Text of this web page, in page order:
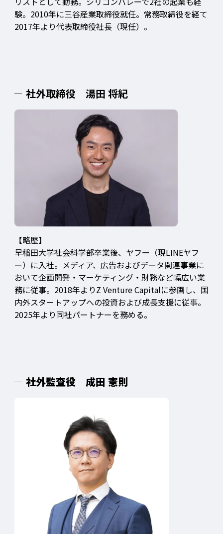
験。2010年に三谷産業取締役就任。常務取締役を経て
2017年より代表取締役社長（現任）。
社外取締役 湯田 将紀
【略歴】
早稲田大学社会科学部卒業後、ヤフー（現LINEヤフ
ー）に入社。メディア、広告およびデータ関連事業に
おいて企画開発・マーケティング・財務など幅広い業
務に従事。2018年よりZ Venture Capitalに参画し、国
内外スタートアップへの投資および成長支援に従事。
2025年より同社パートナーを務める。
社外監査役 成田 憲則